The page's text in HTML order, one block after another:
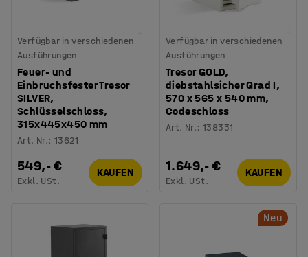
Verfügbar in verschiedenen
Ausführungen
Feuer- und
Einbruchsfester Tresor
SILVER,
Schlüsselschloss,
315x445x450 mm
Art. Nr.:13621
549,- €
Exkl. USt.
KAUFEN
Verfügbar in verschiedenen
Ausführungen
Tresor GOLD,
diebstahlsicher Grad I,
570 x 565 x 540 mm,
Codeschloss
Art. Nr.:138331
1.649,- €
Exkl. USt.
KAUFEN
Neu